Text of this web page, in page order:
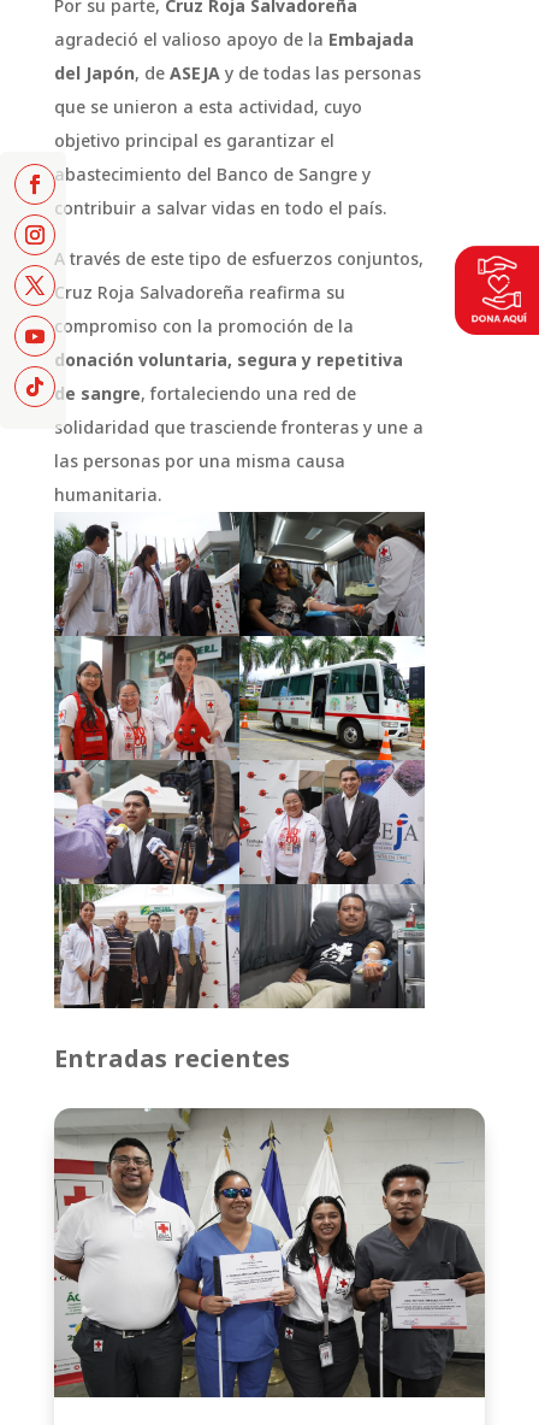
Por su parte, Cruz Roja Salvadoreña
agradeció el valioso apoyo de la Embajada
del Japón, de ASEJAy de todas las personas
que se unieron a esta actividad, cuyo
objetivo principal es garantizar el
abastecimiento del Banco de Sangre y
contribuir a salvar vidas en todo el país.
A través de este tipo de esfuerzos conjuntos,
Cruz Roja Salvadoreña reafirma su
compromiso con la promoción de la
donación voluntaria, segura y repetitiva
de sangre, fortaleciendo una red de
solidaridad que trasciende fronteras y une a
las personas por una misma causa
humanitaria.
Entradas recientes